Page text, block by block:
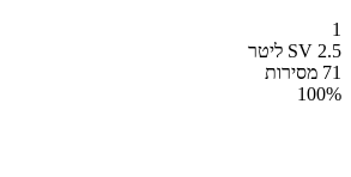
1
SV 2.5 ליטר
71 מסירות
100%